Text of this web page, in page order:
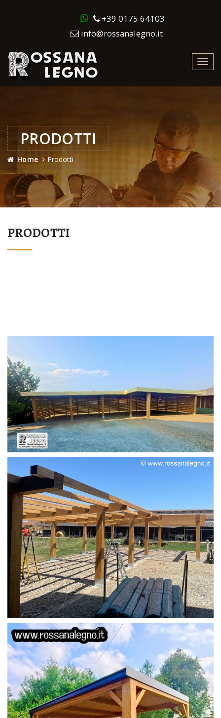
+39 0175 64103
info@rossanalegno.it
PRODOTTI
Home Prodotti
PRODOTTI
STRUTTURA
STRUTTURA